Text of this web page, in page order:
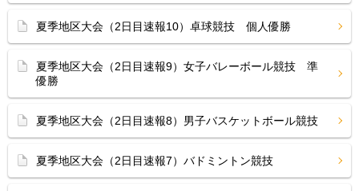
夏季地区大会（2日目速報10）卓球競技 個人優勝
夏季地区大会（2日目速報9）女子バレーボール競技 準
優勝
夏季地区大会（2日目速報8）男子バスケットボール競技
夏季地区大会（2日目速報7）バドミントン競技